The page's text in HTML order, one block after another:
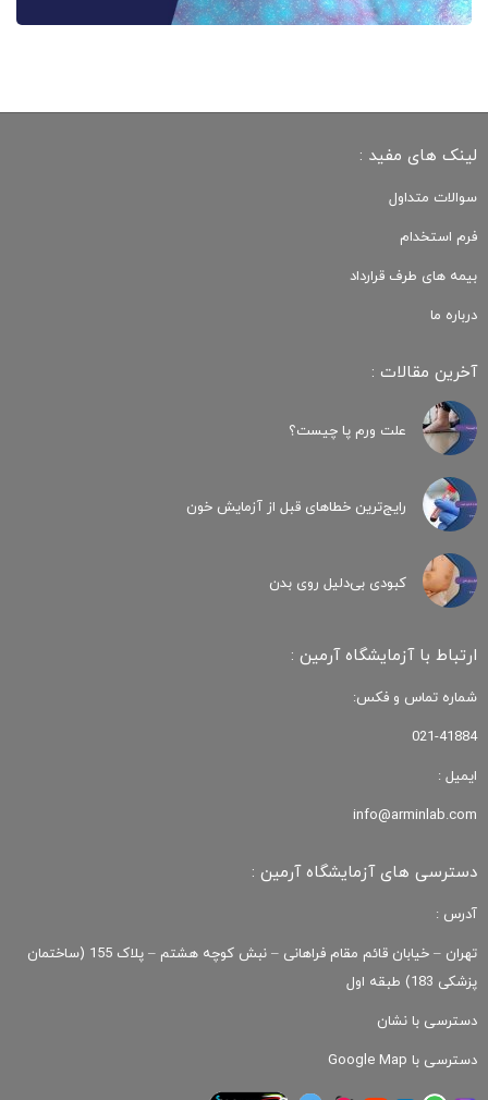
لینک های مفید :
سوالات متداول
فرم استخدام
بیمه های طرف قرارداد
درباره ما
آخرین مقالات :
علت ورم پا چیست؟
رایج‌ترین خطاهای قبل از آزمایش خون
کبودی‌ بی‌دلیل روی بدن
ارتباط با آزمایشگاه آرمین :
شماره تماس و فکس:
021-41884
ایمیل :
info@arminlab.com
دسترسی های آزمایشگاه آرمین :
آدرس :
تهران – خیابان قائم مقام فراهانی – نبش کوچه هشتم – پلاک 155 (ساختمان
پزشکی 183) طبقه اول
دسترسی با نشان
دسترسی با Google Map